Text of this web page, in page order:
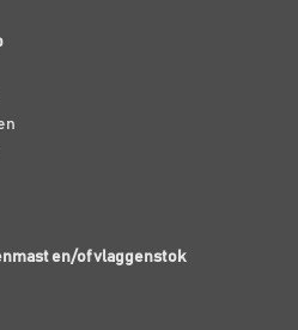
en/of vlaggenstok